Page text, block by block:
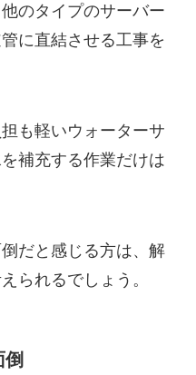
のタイプのサーバー
に直結させる工事を
も軽いウォーターサ
補充する作業だけは
だと感じる方は、解
られるでしょう。